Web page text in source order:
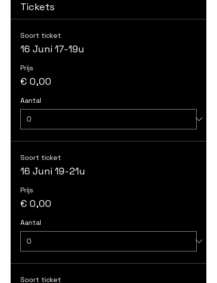
Tickets
Soort ticket
16 Juni 17-19u
Prijs
€ 0,00
Aantal
Soort ticket
16 Juni 19-21u
Prijs
€ 0,00
Aantal
Soort ticket